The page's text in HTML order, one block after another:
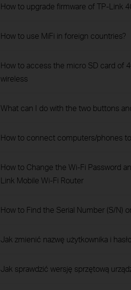
How to upgrade firmware of TP-Link
How to use MiFi in foreign countries?
How to access the micro SD card of
wireless
What can I do with the two buttons
How to connect computers/phones
How to Change the Wi-Fi Password
Link Mobile Wi-Fi Router
How to Find the Serial Number (S/N)
Jak zmienić nazwę użytkownika i
Jak sprawdzić wersję sprzętową